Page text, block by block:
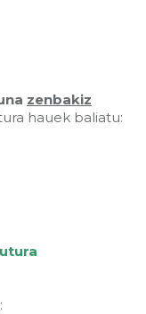
zenbakiz
hauek baliatu: